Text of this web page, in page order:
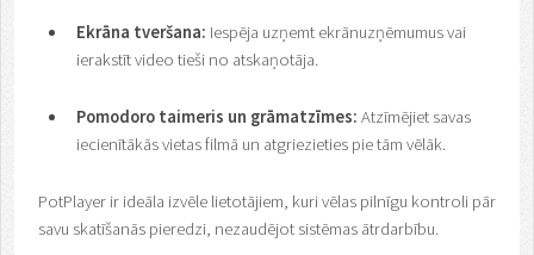
Ekrāna tveršana: Iespēja uzņemt ekrānuzņēmumus vai
ierakstīt video tieši no atskaņotāja.
Pomodoro taimeris un grāmatzīmes: Atzīmējiet savas
iecienītākās vietas filmā un atgriezieties pie tām vēlāk.
PotPlayer ir ideāla izvēle lietotājiem, kuri vēlas pilnīgu kontroli pār
savu skatīšanās pieredzi, nezaudējot sistēmas ātrdarbību.